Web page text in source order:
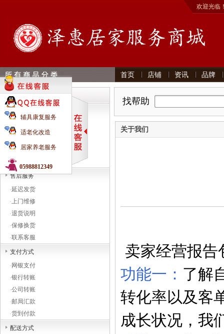
欢迎光临
首页 店铺 资讯 品牌
帮助分类
特色服务
·礼物赠送
延保服务
·价格保护
·商品拍卖
售后服务
·延迟发货
·上门维修
·退货说明
·保修换货
·联系客服
支付方式
· 网银支付
·银行转账
·公司转账
·邮局汇款
·货到付款
配送方式
找帮助
关于我们
卖家经营报告
功能一： 了解
转化率以及客
成长状况，我
辅具康复服务
适老化改造
居家养老服务
05988812349